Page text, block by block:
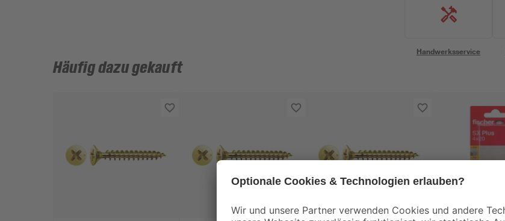
Handwerksservice
Häufig dazu gekauft